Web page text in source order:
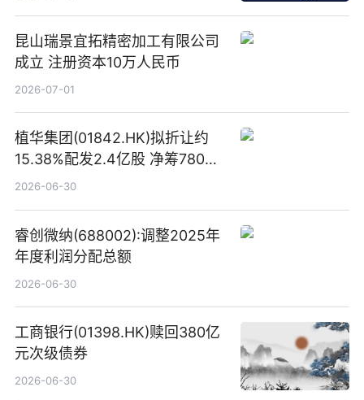
昆山瑞景宜拓精密加工有限公司
成立 注册资本10万人民币
2026-07-01
植华集团(01842.HK)拟折让约
15.38%配发2.4亿股 净筹780万
港元
2026-06-30
睿创微纳(688002):调整2025年
年度利润分配总额
2026-06-30
工商银行(01398.HK)赎回380亿
元次级债券
2026-06-30